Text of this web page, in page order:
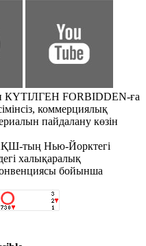
КҮТІЛГЕН FORBIDDEN-ға
коммерциялық
пайдалану көзін
тың Нью-Йорктегі
халықаралық
бойынша